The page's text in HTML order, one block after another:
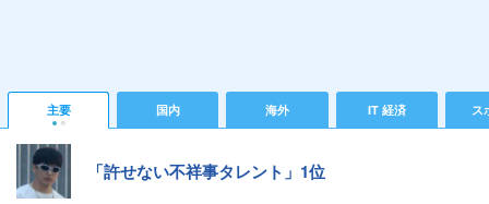
主要 国内 海外 IT 経済 ス
「許せない不祥事タレント」1位